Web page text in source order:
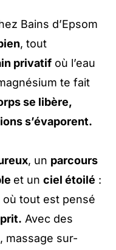
Bains d’Epsom
, tout
privatif où l’eau
te fait
se libère,
s’évaporent.
, un parcours
et un ciel étoilé :
tout est pensé
Avec des
massage sur-